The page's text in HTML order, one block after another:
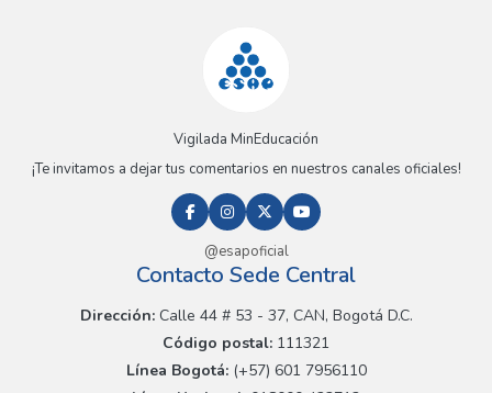
Vigilada MinEducación
¡Te invitamos a dejar tus comentarios en nuestros canales oficiales!
@esapoficial
Contacto Sede Central
Dirección:Calle 44 # 53 - 37, CAN, Bogotá D.C.
Código postal: 111321
Línea Bogotá:(+57) 601 7956110